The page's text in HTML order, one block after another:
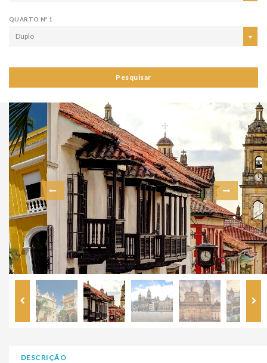
QUARTO Nº 1
Duplo
Pesquisar
DESCRIÇÃO